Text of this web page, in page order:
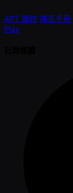
APT 連結 撲克手冊
Play